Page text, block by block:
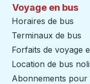
Voyage en bus
Horaires de bus
Terminaux de bus
Forfaits de voyage
Location de bus
Abonnements